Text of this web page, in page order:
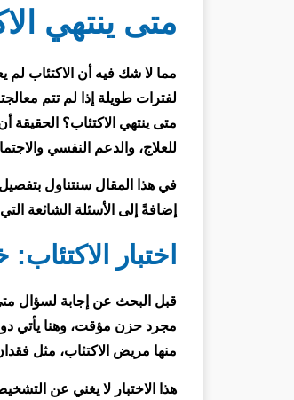
متى ينتهي
مما لا شك فيه أن الاكتئاب
لفترات طويلة إذا لم تتم
متى ينتهي الاكتئاب؟
للعلاج، والدعم النفسي
في هذا المقال سنتناول
إضافةً إلى الأسئلة الشائعة
اختبار
قبل البحث عن إجابة لسؤال
مجرد حزن مؤقت، وهنا يأتي
منها مريض الاكتئاب، مثل
هذا الاختبار لا يغني عن